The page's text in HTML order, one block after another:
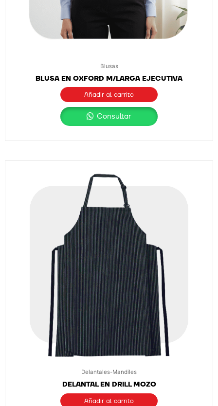
Blusas
BLUSA EN OXFORD M/LARGA EJECUTIVA
Añadir al carrito
Consultar
Delantales-Mandiles
DELANTAL EN DRILL MOZO
Añadir al carrito